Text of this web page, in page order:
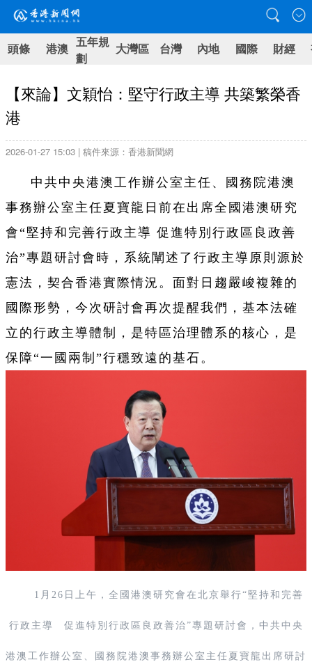
頭條 港澳 五年規
劃
大灣區 台灣 內地 國際 財經
【來論】文穎怡：堅守行政主導 共築繁榮香
港
2026-01-27 15:03 | 稿件來源：香港新聞網
中共中央港澳工作辦公室主任、國務院港澳
事務辦公室主任夏寶龍日前在出席全國港澳研究
會“堅持和完善行政主導 促進特別行政區良政善
治”專題研討會時，系統闡述了行政主導原則源於
憲法，契合香港實際情況。面對日趨嚴峻複雜的
國際形勢，今次研討會再次提醒我們，基本法確
立的行政主導體制，是特區治理體系的核心，是
保障“一國兩制”行穩致遠的基石。
1月26日上午，全國港澳研究會在北京舉行“堅持和完善
行政主導 促進特別行政區良政善治”專題研討會，中共中央
港澳工作辦公室、國務院港澳事務辦公室主任夏寶龍出席研討